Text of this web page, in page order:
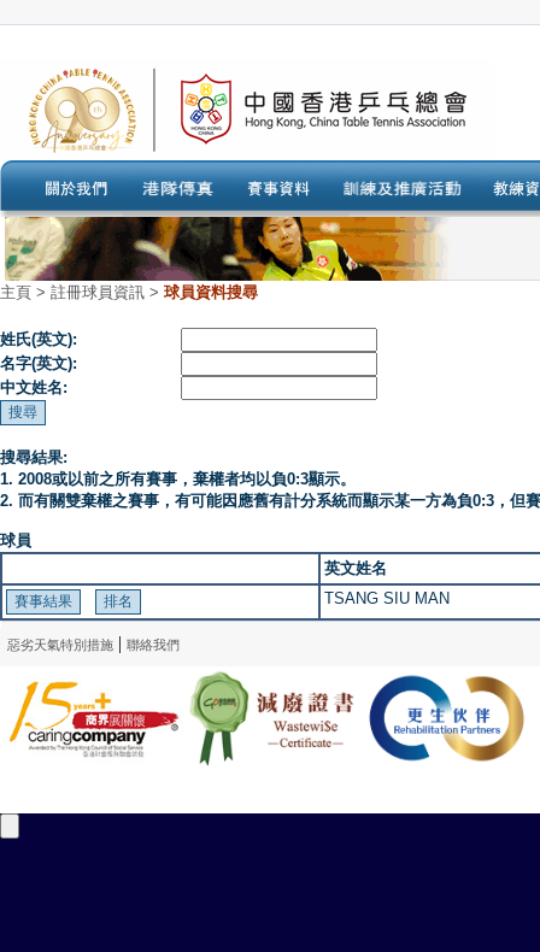
主頁 > 註冊球員資訊 > 球員資料搜尋
姓氏(英文):
名字(英文):
中文姓名:
搜尋結果:
1. 2008或以前之所有賽事，棄權者均以負0:3顯示。
2. 而有關雙棄權之賽事，有可能因應舊有計分系統而顯示某一方為負0:3，但
球員
英文姓名
TSANG SIU MAN